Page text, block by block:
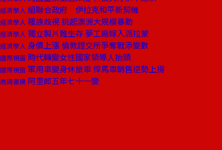
經濟學人 組聯合政府 伊拉克和平新契機
經濟學人 種族歧視 挑起澳洲大規模暴動
經濟學人 獨立製片難生存 夢工廠嫁入派拉蒙
經濟學人 身價上漲 倫敦證交所爭奪戰添變數
國際視窗 時代轉變女性國家領導人抬頭
國際視窗 軍用車變身休旅車 悍馬車銷售逆勢上揚
商周書摘 阿里郎五年七十一變